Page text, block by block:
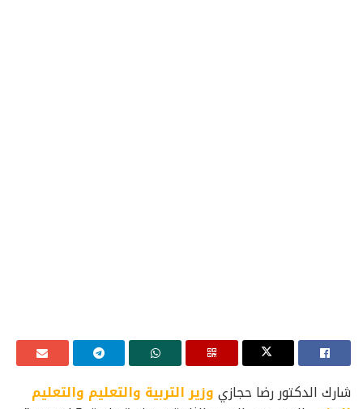
شارك الدكتور رضا حجازيوزير التربية والتعليم والتعليم